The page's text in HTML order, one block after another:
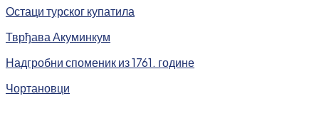
Остаци турског купатила
Тврђава Акуминкум
Надгробни споменик из 1761. године
Чортановци